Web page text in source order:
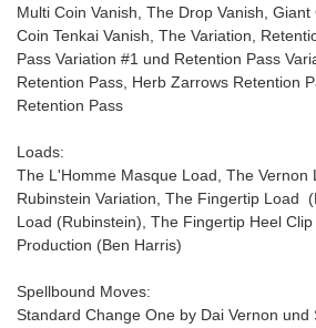
Multi Coin Vanish, The Drop Vanish,
Coin Tenkai Vanish, The Variation,
Pass Variation #1 und Retention Pass
Retention Pass, Herb Zarrows Retention
Retention Pass
Loads:
The L'Homme Masque Load, The Vernon
Rubinstein Variation, The Fingertip Load
Load (Rubinstein), The Fingertip Heel
Production (Ben Harris)
Spellbound Moves:
Standard Change One by Dai Vernon und